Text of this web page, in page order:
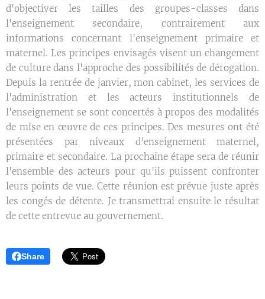
d'objectiver les tailles des groupes-classes dans
l'enseignement secondaire, contrairement aux
informations concernant l'enseignement primaire et
maternel. Les principes envisagés visent un changement
de culture dans l'approche des possibilités de dérogation.
Depuis la rentrée de janvier, mon cabinet, les services de
l'administration et les acteurs institutionnels de
l'enseignement se sont concertés à propos des modalités
de mise en œuvre de ces principes. Des mesures ont été
présentées par niveaux d'enseignement maternel,
primaire et secondaire. La prochaine étape sera de réunir
l'ensemble des acteurs pour qu'ils puissent confronter
leurs points de vue. Cette réunion est prévue juste après
les congés de détente. Je transmettrai ensuite le résultat
de cette entrevue au gouvernement.
Share